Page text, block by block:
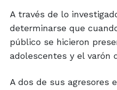
A través de lo
determinarse que
público se hicieron
adolescentes y el varón
A dos de sus agresores